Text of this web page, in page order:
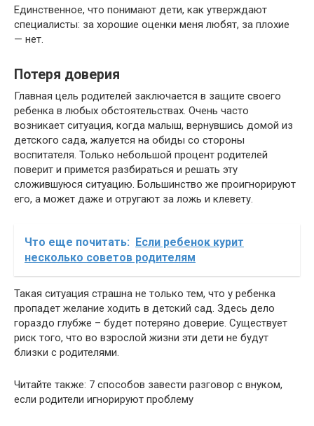
Единственное, что понимают дети, как утверждают
специалисты: за хорошие оценки меня любят, за плохие
— нет.
Потеря доверия
Главная цель родителей заключается в защите своего
ребенка в любых обстоятельствах. Очень часто
возникает ситуация, когда малыш, вернувшись домой из
детского сада, жалуется на обиды со стороны
воспитателя. Только небольшой процент родителей
поверит и примется разбираться и решать эту
сложившуюся ситуацию. Большинство же проигнорируют
его, а может даже и отругают за ложь и клевету.
Что еще почитать: Если ребенок курит
несколько советов родителям
Такая ситуация страшна не только тем, что у ребенка
пропадет желание ходить в детский сад. Здесь дело
гораздо глубже – будет потеряно доверие. Существует
риск того, что во взрослой жизни эти дети не будут
близки с родителями.
Читайте также: 7 способов завести разговор с внуком,
если родители игнорируют проблему